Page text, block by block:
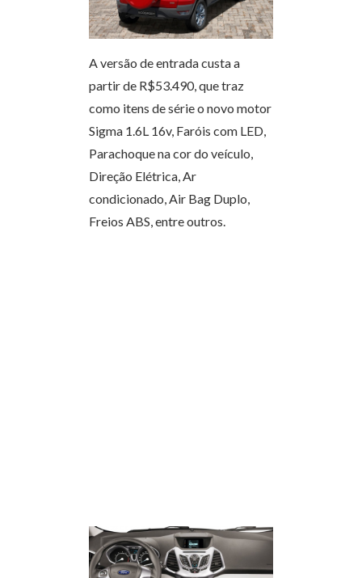
A versão de entrada custa a
partir de R$53.490, que traz
como itens de série o novo motor
Sigma 1.6L 16v, Faróis com LED,
Parachoque na cor do veículo,
Direção Elétrica, Ar
condicionado, Air Bag Duplo,
Freios ABS, entre outros.